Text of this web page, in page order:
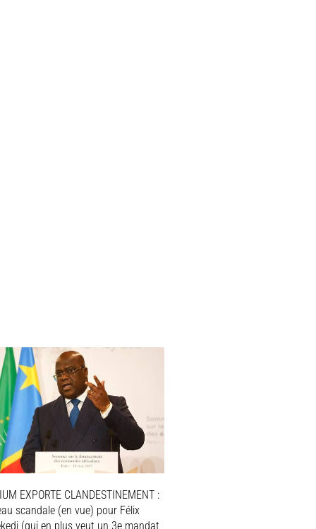
EXPORTE CLANDESTINEMENT :
scandale (en vue) pour Félix
(qui en plus veut un 3e mandat